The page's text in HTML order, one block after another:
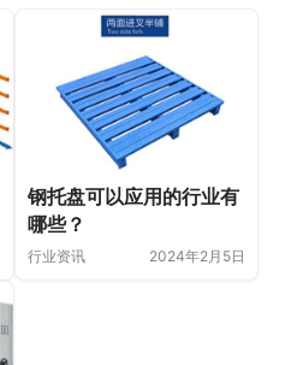
钢托盘可以应用的行业有
哪些？
行业资讯 2024年2月5日